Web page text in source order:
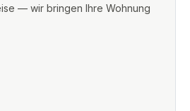
— wir bringen Ihre Wohnung